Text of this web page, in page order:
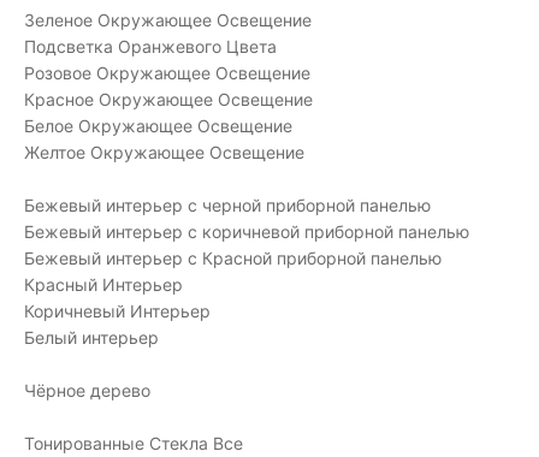
Зеленое Окружающее Освещение
Подсветка Оранжевого Цвета
Розовое Окружающее Освещение
Красное Окружающее Освещение
Белое Окружающее Освещение
Желтое Окружающее Освещение
Бежевый интерьер с черной приборной панелью
Бежевый интерьер с коричневой приборной панелью
Бежевый интерьер с Красной приборной панелью
Красный Интерьер
Коричневый Интерьер
Белый интерьер
Чёрное дерево
Тонированные Стекла Все